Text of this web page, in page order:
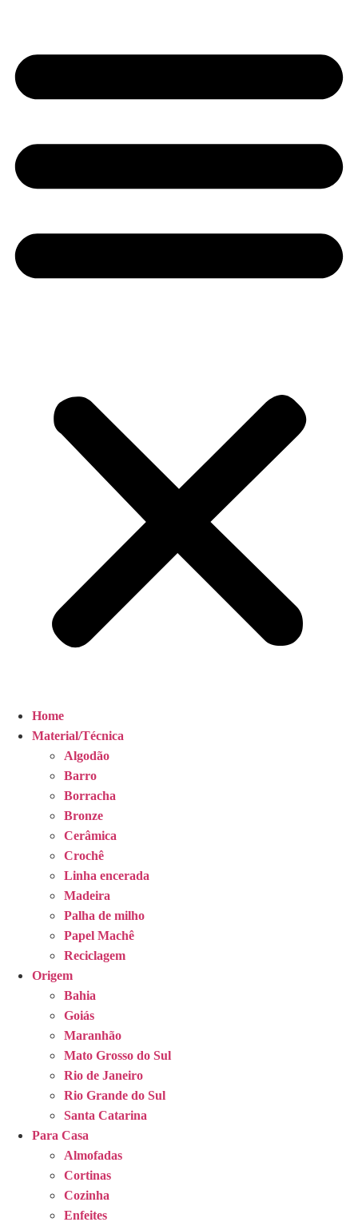
Home
Material/Técnica
Algodão
Barro
Borracha
Bronze
Cerâmica
Crochê
Linha encerada
Madeira
Palha de milho
Papel Machê
Reciclagem
Origem
Bahia
Goiás
Maranhão
Mato Grosso do Sul
Rio de Janeiro
Rio Grande do Sul
Santa Catarina
Para Casa
Almofadas
Cortinas
Cozinha
Enfeites